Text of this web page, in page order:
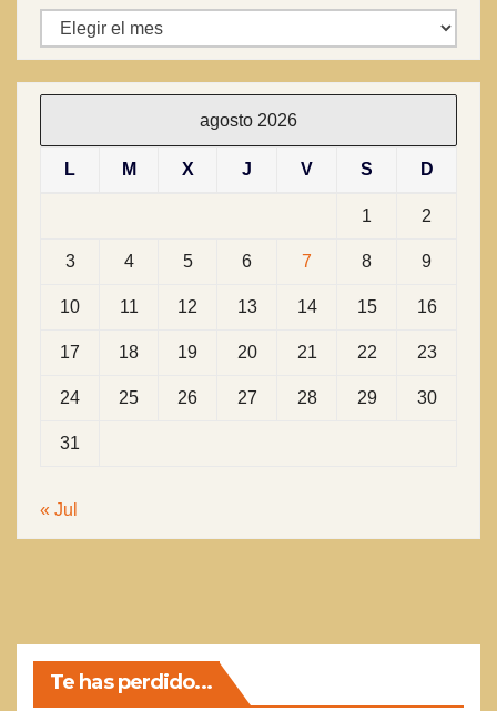
Archivos
agosto 2026
L M X J V S D
1 2
3 4 5 6 7 8 9
10 11 12 13 14 15 16
17 18 19 20 21 22 23
24 25 26 27 28 29 30
31
« Jul
Te has perdido...